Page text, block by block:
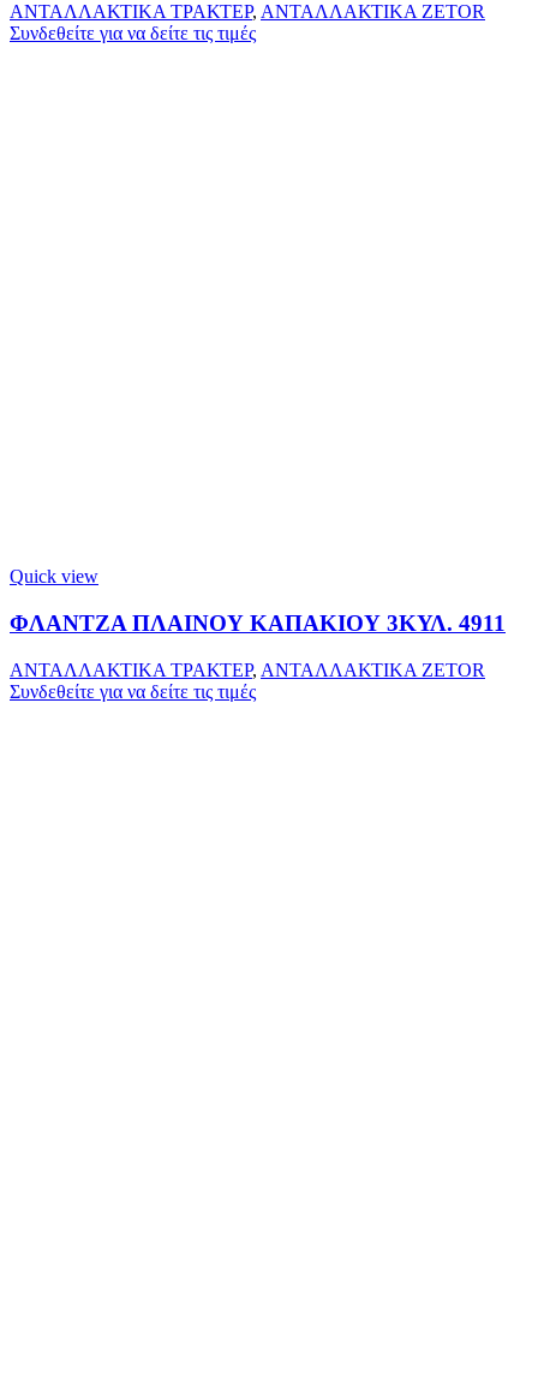
ΑΝΤΑΛΛΑΚΤΙΚΑ ΤΡΑΚΤΕΡ, ΑΝΤΑΛΛΑΚΤΙΚΑ ZETOR
Συνδεθείτε για να δείτε τις τιμές
Quick view
ΦΛΑΝΤΖΑ ΠΛΑΙΝΟΥ ΚΑΠΑΚΙΟΥ 3ΚΥΛ. 4911
ΑΝΤΑΛΛΑΚΤΙΚΑ ΤΡΑΚΤΕΡ, ΑΝΤΑΛΛΑΚΤΙΚΑ ZETOR
Συνδεθείτε για να δείτε τις τιμές